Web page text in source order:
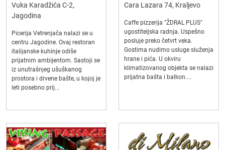
Vuka Karadžića C-2,
Jagodina
Picerija Vetrenjača nalazi se u
centru Jagodine. Ovaj restoran
italijanske kuhinje odiše
prijatnim ambijentom. Sastoji se
iz unutrašnjeg ušuškanog
prostora i drvene bašte, u kojoj je
leti posebno prij...
Cara Lazara 74, Kraljevo
Caffe pizzerija "ŽDRAL PLUS"
ugostiteljska radnja. Uspešno
posluje preko četvrt veka.
Gostima nudimo usluge služenja
hrane i pića. U okviru
klimatizovanog objekta se nalazi
prijatna bašta i balkon....